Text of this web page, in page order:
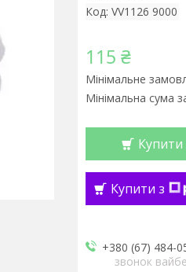
Код: VV1126 9000
115 ₴
Мінімальне
Мінімальна сума
Купити
Купити з
+380 (67) 484-
звонок